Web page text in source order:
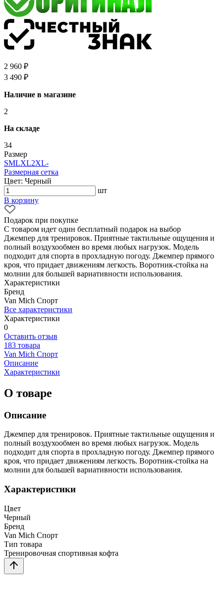
2 960 ₽
3 490 ₽
Наличие в магазине
2
На складе
34
Размер
SMLXL2XL-
Размерная сетка
Цвет: Черный
шт
В корзину
Подарок при покупке
С товаром идет один бесплатный подарок на выбор
Джемпер для тренировок. Приятные тактильные ощущения и
полный воздухообмен во время любых нагрузок. Модель
подходит для спорта в прохладную погоду. Джемпер прямого
кроя, что придает движениям легкость. Воротник-стойка на
молнии для большей вариативности использования.
Характеристики
Бренд
Van Mich Спорт
Все характеристики
Характеристики
0
Оставить отзыв
183 товара
Van Mich Спорт
Описание
Характеристики
О товаре
Описание
Джемпер для тренировок. Приятные тактильные ощущения и
полный воздухообмен во время любых нагрузок. Модель
подходит для спорта в прохладную погоду. Джемпер прямого
кроя, что придает движениям легкость. Воротник-стойка на
молнии для большей вариативности использования.
Характеристики
Цвет
Черный
Бренд
Van Mich Спорт
Тип товара
Тренировочная спортивная кофта